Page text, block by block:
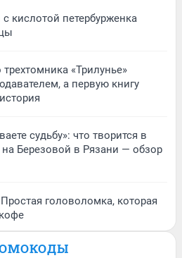
кислотой петербурженка
«Трилунье»
а первую книгу
судьбу»: что творится в
Березовой в Рязани — обзор
головоломка, которая